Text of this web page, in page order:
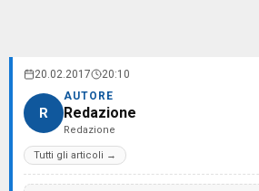
20.02.2017 20:10
R
AUTORE
Redazione
Redazione
Tutti gli articoli →